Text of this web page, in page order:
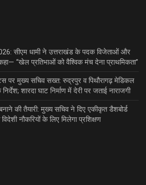
सीएम धामी ने उत्तराखंड के पदक विजेताओं और
“खेल प्रतिभाओं को वैश्विक मंच देना प्राथमिकता”
पर मुख्य सचिव सख्त: रुद्रपुर व पिथौरागढ़ मेडिकल
शारदा घाट निर्माण में देरी पर जताई नाराजगी
की तैयारी: मुख्य सचिव ने दिए एकीकृत डैशबोर्ड
नौकरियों के लिए मिलेगा प्रशिक्षण